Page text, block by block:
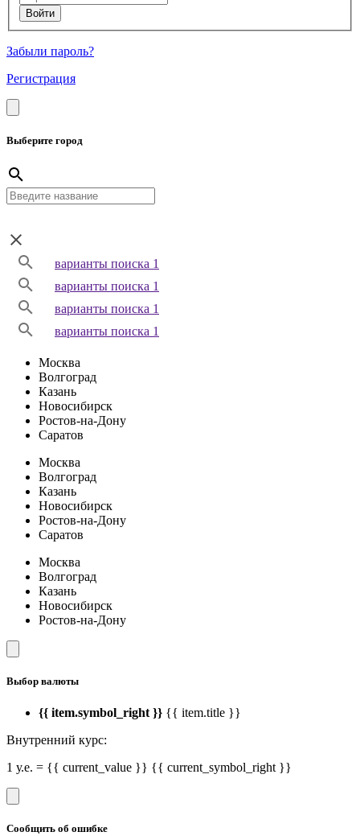
Забыли пароль?
Регистрация
Выберите город
варианты поиска 1
варианты поиска 1
варианты поиска 1
варианты поиска 1
Москва
Волгоград
Казань
Новосибирск
Ростов-на-Дону
Саратов
Москва
Волгоград
Казань
Новосибирск
Ростов-на-Дону
Саратов
Москва
Волгоград
Казань
Новосибирск
Ростов-на-Дону
Выбор валюты
{{ item.symbol_right }} {{ item.title }}
Внутренний курс:
1 у.е. = {{ current_value }} {{ current_symbol_right }}
Сообщить об ошибке